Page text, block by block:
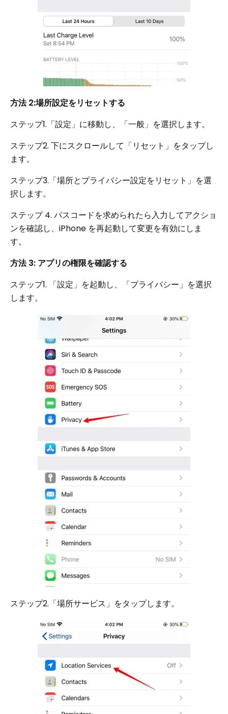
方法 2:場所設定をリセットする
ステップ1.「設定」に移動し、「一般」を選択します。
ステップ2. 下にスクロールして「リセット」をタップし
ます。
ステップ3.「場所とプライバシー設定をリセット」を選
択します。
ステップ 4. パスコードを求められたら入力してアクショ
ンを確認し、iPhone を再起動して変更を有効にしま
す。
方法 3: アプリの権限を確認する
ステップ1. 「設定」を起動し、「プライバシー」を選択
します。
ステップ2.「場所サービス」をタップします。